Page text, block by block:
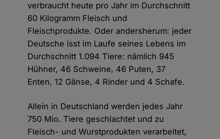
verbraucht heute pro Jahr im Durchschnitt
60 Kilogramm Fleisch und
Fleischprodukte. Oder andersherum: jeder
Deutsche isst im Laufe seines Lebens im
Durchschnitt 1.094 Tiere: nämlich 945
Hühner, 46 Schweine, 46 Puten, 37
Enten, 12 Gänse, 4 Rinder und 4 Schafe.
Allein in Deutschland werden jedes Jahr
750 Mio. Tiere geschlachtet und zu
Fleisch- und Wurstprodukten verarbeitet,